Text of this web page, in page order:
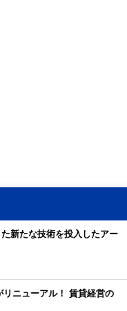
新たな技術を投入したアー
リニューアル！ 賃貸経営の